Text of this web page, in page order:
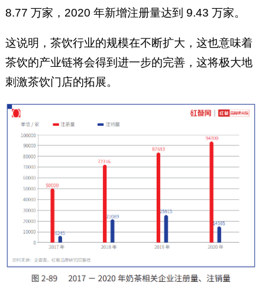
8.77 万家，2020 年新增注册量达到 9.43 万家。
这说明，茶饮行业的规模在不断扩大，这也意味着
茶饮的产业链将会得到进一步的完善，这将极大地
刺激茶饮门店的拓展。